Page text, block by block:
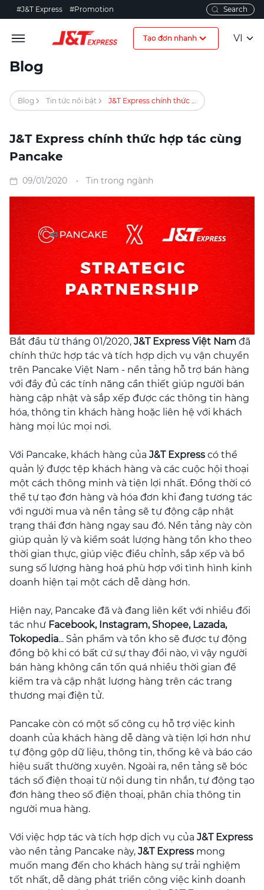
#J&T Express #Promotion
Tạo đơn nhanh VI
Blog
Blog Tin tức nổi bật
J&T Express chính thức hợp tác cùng
Pancake
09/01/2020 Tin trong ngành
Bắt đầu từ tháng 01/2020, J&T Express Việt Nam đã
chính thức hợp tác và tích hợp dịch vụ vận chuyển
trên Pancake Việt Nam - nền tảng hỗ trợ bán hàng
với đầy đủ các tính năng cần thiết giúp người bán
hàng cập nhật và sắp xếp được các thông tin hàng
hóa, thông tin khách hàng hoặc liên hệ với khách
hàng mọi lúc mọi nơi.
Với Pancake, khách hàng của J&T Express có thể
quản lý được tệp khách hàng và các cuộc hội thoại
một cách thông minh và tiện lợi nhất. Đồng thời có
thể tự tạo đơn hàng và hóa đơn khi đang tương tác
với người mua và nền tảng sẽ tự động cập nhật
trạng thái đơn hàng ngay sau đó. Nền tảng này còn
giúp quản lý và kiểm soát lượng hàng tồn kho theo
thời gian thực, giúp việc điều chỉnh, sắp xếp và bổ
sung số lượng hàng hoá phù hợp với tình hình kinh
doanh hiện tại một cách dễ dàng hơn.
Hiện nay, Pancake đã và đang liên kết với nhiều đối
tác như Facebook, Instagram, Shopee, Lazada,
Tokopedia... Sản phẩm và tồn kho sẽ được tự động
đồng bộ khi có bất cứ sự thay đổi nào, vì vậy người
bán hàng không cần tốn quá nhiều thời gian để
kiểm tra và cập nhật lượng hàng trên các trang
thương mại điện tử.
Pancake còn có một số công cụ hỗ trợ việc kinh
doanh của khách hàng dễ dàng và tiện lợi hơn như
tự động gộp dữ liệu, thông tin, thống kê và báo cáo
hiệu suất thường xuyên. Ngoài ra, nền tảng sẽ bóc
tách số điện thoại từ nội dung tin nhắn, tự động tạo
đơn hàng theo số điện thoại, phân chia thông tin
người mua hàng.
Với việc hợp tác và tích hợp dịch vụ của J&T Express
vào nền tảng Pancake này, J&T Express mong
muốn mang đến cho khách hàng sự trải nghiệm
tốt nhất, dễ dàng phát triển công việc kinh doanh